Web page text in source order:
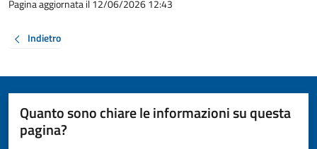
Pagina aggiornata il 12/06/2026 12:43
Indietro
Quanto sono chiare le informazioni su questa
pagina?